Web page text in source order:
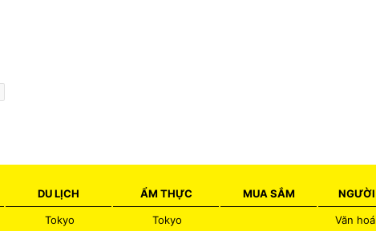
DU LỊCH
Tokyo
ẨM THỰC
Tokyo
MUA SẮM
Văn